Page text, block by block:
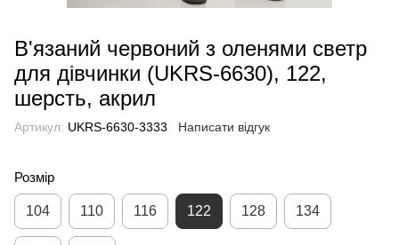
В'язаний червоний з оленями светр
для дівчинки (UKRS-6630), 122,
шерсть, акрил
Артикул: UKRS-6630-3333 Написати відгук
Розмір
104 110 116 122 128 134